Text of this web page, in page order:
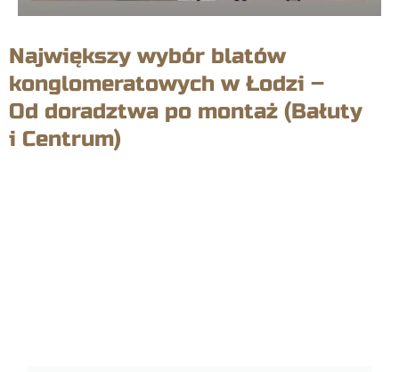
Największy wybór blatów
konglomeratowych w Łodzi –
Od doradztwa po montaż (Bałuty
i Centrum)